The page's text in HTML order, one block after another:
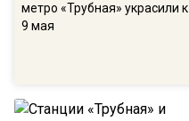
метро «Трубная» украсили к
9 мая